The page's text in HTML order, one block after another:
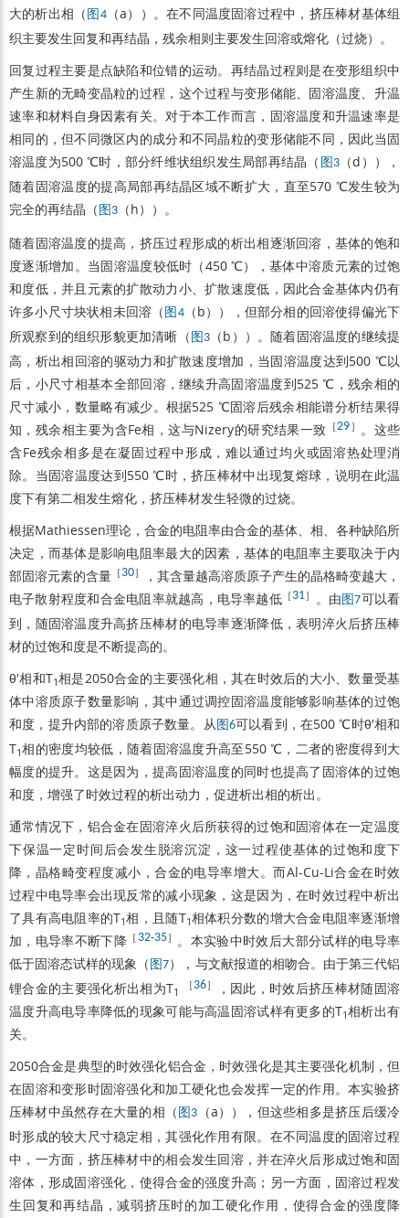
大的析出相（ 图4（a））。在不同温度固溶过程中，挤压棒材基体组
织主要发生回复和再结晶，残余相则主要发生回溶或熔化（过烧）。
回复过程主要是点缺陷和位错的运动。再结晶过程则是在变形组织中
产生新的无畸变晶粒的过程，这个过程与变形储能、固溶温度、升温
速率和材料自身因素有关。对于本工作而言，固溶温度和升温速率是
相同的，但不同微区内的成分和不同晶粒的变形储能不同，因此当固
溶温度为500 ℃时，部分纤维状组织发生局部再结晶（ 图3（d）），
随着固溶温度的提高局部再结晶区域不断扩大，直至570 ℃发生较为
完全的再结晶（ 图3 （h））。
随着固溶温度的提高，挤压过程形成的析出相逐渐回溶，基体的饱和
度逐渐增加。当固溶温度较低时（450 ℃），基体中溶质元素的过饱
和度低，并且元素的扩散动力小、扩散速度低，因此合金基体内仍有
许多小尺寸块状相未回溶（ 图4（b）），但部分相的回溶使得偏光下
所观察到的组织形貌更加清晰（ 图3 （b））。随着固溶温度的继续提
高，析出相回溶的驱动力和扩散速度增加，当固溶温度达到500 ℃以
后，小尺寸相基本全部回溶，继续升高固溶温度到525 ℃，残余相的
尺寸减小，数量略有减少。根据525 ℃固溶后残余相能谱分析结果得
知，残余相主要为含Fe相，这与Nizery的研究结果一致 ［29］ 。这些
含Fe残余相多是在凝固过程中形成，难以通过均火或固溶热处理消
除。当固溶温度达到550 ℃时，挤压棒材中出现复熔球，说明在此温
度下有第二相发生熔化，挤压棒材发生轻微的过烧。
根据Mathiessen理论，合金的电阻率由合金的基体、相、各种缺陷所
决定，而基体是影响电阻率最大的因素，基体的电阻率主要取决于内
部固溶元素的含量 ［30］
，其含量越高溶质原子产生的晶格畸变越大，
电子散射程度和合金电阻率就越高，电导率越低 ［31］ 。由 图7可以看
到，随固溶温度升高挤压棒材的电导率逐渐降低，表明淬火后挤压棒
材的过饱和度是不断提高的。
θ′相和T1相是2050合金的主要强化相，其在时效后的大小、数量受基
体中溶质原子数量影响，其中通过调控固溶温度能够影响基体的过饱
和度，提升内部的溶质原子数量。从图6可以看到，在500 ℃时θ′相和
T1相的密度均较低，随着固溶温度升高至550 ℃，二者的密度得到大
幅度的提升。这是因为，提高固溶温度的同时也提高了固溶体的过饱
和度，增强了时效过程的析出动力，促进析出相的析出。
通常情况下，铝合金在固溶淬火后所获得的过饱和固溶体在一定温度
下保温一定时间后会发生脱溶沉淀，这一过程使基体的过饱和度下
降，晶格畸变程度减小，合金的电导率增大。而Al-Cu-Li合金在时效
过程中电导率会出现反常的减小现象，这是因为，在时效过程中析出
了具有高电阻率的T1相，且随T1相体积分数的增大合金电阻率逐渐增
加，电导率不断下降 ［ 32-35］ 。本实验中时效后大部分试样的电导率
低于固溶态试样的现象（ 图7），与文献报道的相吻合。由于第三代铝
锂合金的主要强化析出相为T1
［36］
，因此，时效后挤压棒材随固溶
温度升高电导率降低的现象可能与高温固溶试样有更多的T1相析出有
关。
2050合金是典型的时效强化铝合金，时效强化是其主要强化机制，但
在固溶和变形时固溶强化和加工硬化也会发挥一定的作用。本实验挤
压棒材中虽然存在大量的相（ 图3
（a）），但这些相多是挤压后缓冷
时形成的较大尺寸稳定相，其强化作用有限。在不同温度的固溶过程
中，一方面，挤压棒材中的相会发生回溶，并在淬火后形成过饱和固
溶体，形成固溶强化，使得合金的强度升高；另一方面，固溶过程发
生回复和再结晶，减弱挤压时的加工硬化作用，使得合金的强度降